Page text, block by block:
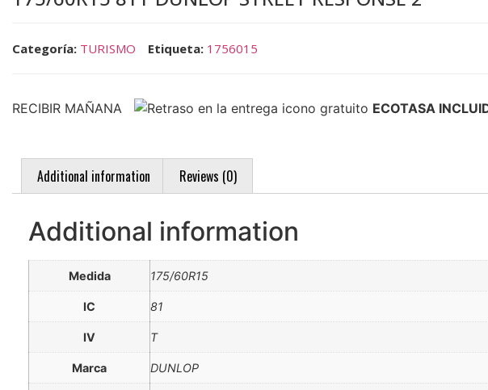
Categoría: TURISMO Etiqueta: 1756015
RECIBIR MAÑANA ECOTASA
Additional information Reviews (0)
Additional information
Medida 175/60R15
IC 81
IV T
Marca DUNLOP